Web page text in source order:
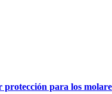
protección para los